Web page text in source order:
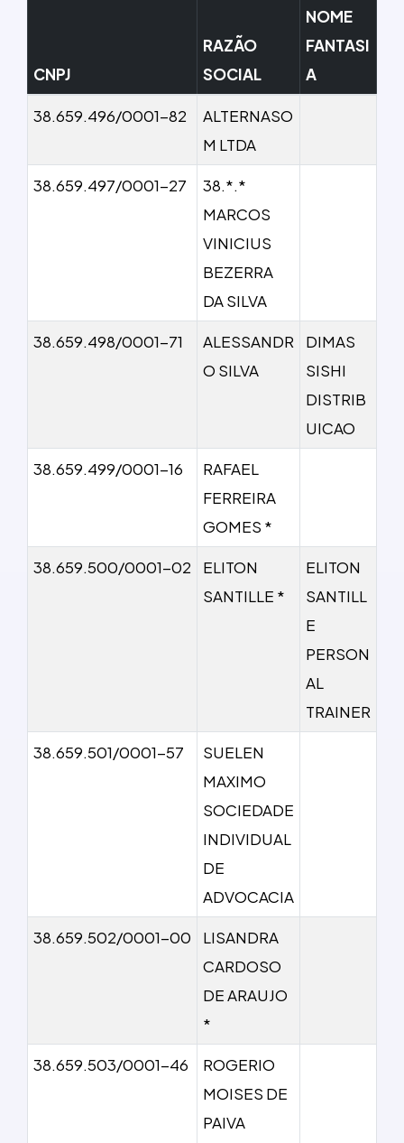
CNPJ
RAZÃO
SOCIAL
NOME
FANTASI
A
38.659.496/0001-82
ALTERNASO
M LTDA
38.659.497/0001-27
38.*.*
MARCOS
VINICIUS
BEZERRA
DA SILVA
38.659.498/0001-71
ALESSANDR
O SILVA
DIMAS
SISHI
DISTRIB
UICAO
38.659.499/0001-16
RAFAEL
FERREIRA
GOMES *
38.659.500/0001-02
ELITON
SANTILLE *
ELITON
SANTILL
E
PERSON
AL
TRAINER
38.659.501/0001-57
SUELEN
MAXIMO
SOCIEDADE
INDIVIDUAL
DE
ADVOCACIA
38.659.502/0001-00
LISANDRA
CARDOSO
DE ARAUJO
*
38.659.503/0001-46
ROGERIO
MOISES DE
PAIVA